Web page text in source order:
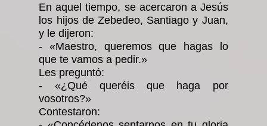
En aquel tiempo, se acercaron a Jesús
los hijos de Zebedeo, Santiago y Juan,
y le dijeron:
- «Maestro, queremos que hagas lo
que te vamos a pedir.»
Les preguntó:
- «¿Qué queréis que haga por
vosotros?»
Contestaron: